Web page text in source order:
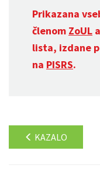
Prikazana
členom ZoUL
lista, izdane
na PISRS.
KAZALO